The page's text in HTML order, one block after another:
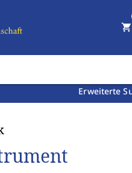
Erweiterte
shopping_cart